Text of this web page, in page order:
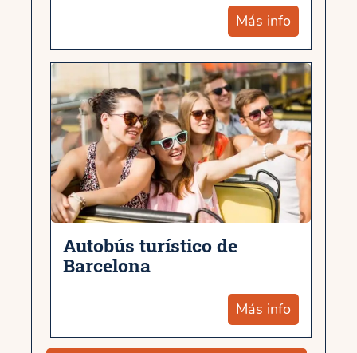
Más info
Autobús turístico de
Barcelona
Más info